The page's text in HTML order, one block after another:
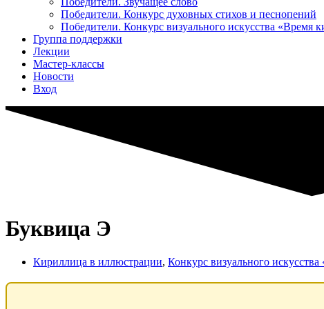
Победители. Конкурс духовных стихов и песнопений
Победители. Конкурс визуального искусства «Время
Группа поддержки
Лекции
Мастер-классы
Новости
Вход
Буквица Э
Кириллица в иллюстрации, Конкурс визуального